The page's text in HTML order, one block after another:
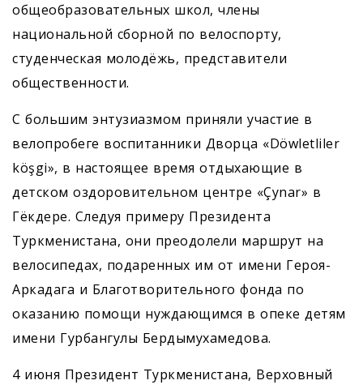
общеобразовательных школ, члены
национальной сборной по велоспорту,
студенческая молодёжь, представители
общественности.
С большим энтузиазмом приняли участие в
велопробеге воспитанники Дворца «Döwletliler
köşgi», в настоящее время отдыхающие в
детском оздоровительном центре «Çynar» в
Гёкдере. Следуя примеру Президента
Туркменистана, они преодолели маршрут на
велосипедах, подаренных им от имени Героя-
Аркадага и Благотворительного фонда по
оказанию помощи нуждающимся в опеке детям
имени Гурбангулы Бердымухамедова.
4 июня Президент Туркменистана, Верховный